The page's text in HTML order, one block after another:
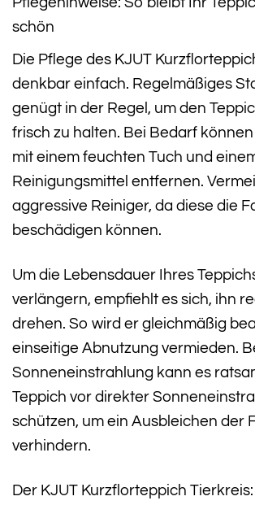
schön
Die Pflege des KJUT
denkbar einfach. Regelmäßiges
genügt in der Regel, um den
frisch zu halten. Bei Bedarf
mit einem feuchten Tuch und
Reinigungsmittel entfernen.
aggressive Reiniger, da diese die
beschädigen können.
Um die Lebensdauer Ihres
verlängern, empfiehlt es sich, ihn
drehen. So wird er gleichmäßig
einseitige Abnutzung vermieden.
Sonneneinstrahlung kann es
Teppich vor direkter
schützen, um ein Ausbleichen der
verhindern.
Der KJUT Kurzflorteppich Tierkreis: